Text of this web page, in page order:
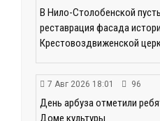
В Нило-Столобенской
реставрация фасада
Крестовоздвиженской
7 Авг 2026 18:01 96
День арбуза отметили
Доме культуры